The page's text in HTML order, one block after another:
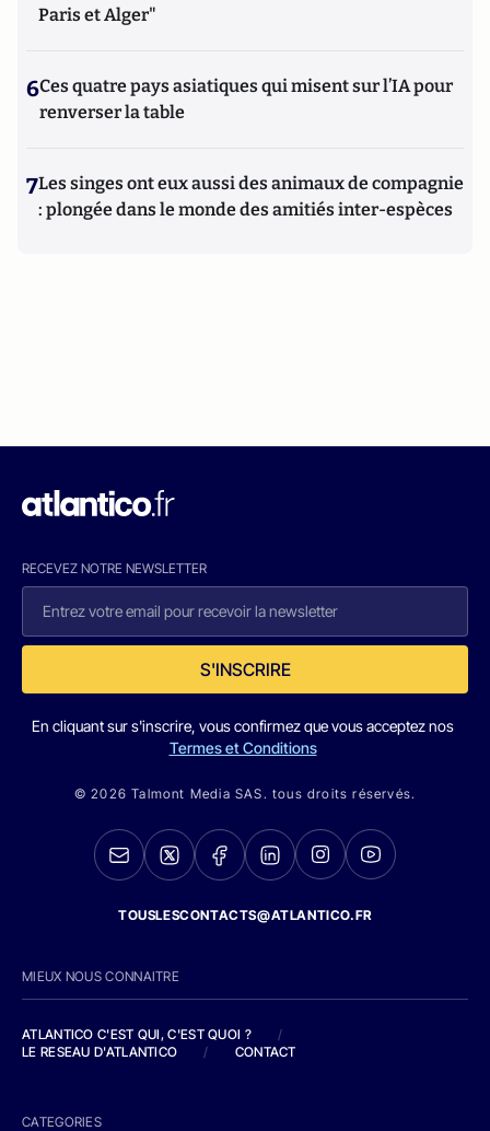
Paris et Alger"
6Ces quatre pays asiatiques qui misent sur l’IA pour
renverser la table
7Les singes ont eux aussi des animaux de compagnie
: plongée dans le monde des amitiés inter-espèces
RECEVEZ NOTRE NEWSLETTER
S'INSCRIRE
En cliquant sur s'inscrire, vous confirmez que vous acceptez nos
Termes et Conditions
© 2026 Talmont Media SAS. tous droits réservés.
TOUSLESCONTACTS@ATLANTICO.FR
MIEUX NOUS CONNAITRE
ATLANTICO C'EST QUI, C'EST QUOI ?
/
LE RESEAU D'ATLANTICO
/ CONTACT
CATEGORIES